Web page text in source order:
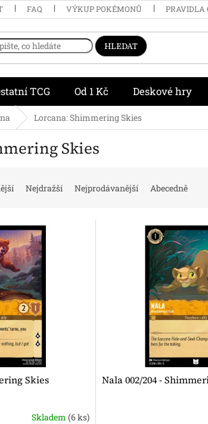
FAQ VÝKUP POKÉMONŮ PRAVIDLA
HLEDAT
TCG Od 1 Kč Deskové hry
Lorcana: Shimmering Skies
Skies
Nejdražší Nejprodávanější Abecedně
Skies
Skladem(6 ks)
Nala 002/204 -